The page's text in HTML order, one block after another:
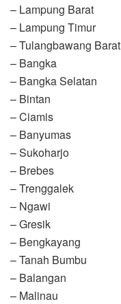
– Lampung Barat
– Lampung Timur
– Tulangbawang Barat
– Bangka
– Bangka Selatan
– Bintan
– Ciamis
– Banyumas
– Sukoharjo
– Brebes
– Trenggalek
– Ngawi
– Gresik
– Bengkayang
– Tanah Bumbu
– Balangan
– Malinau